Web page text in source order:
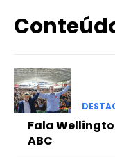
Fala
ABC